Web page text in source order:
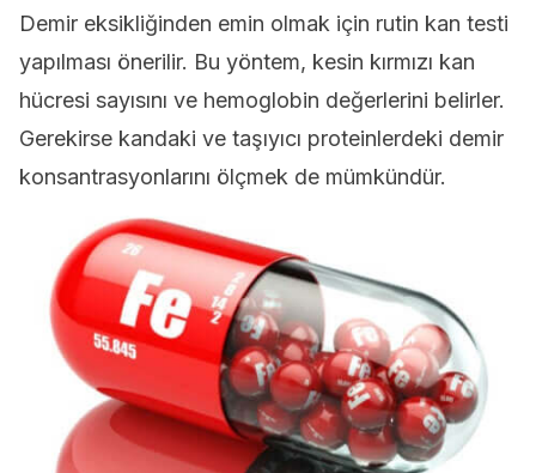
Demir eksikliğinden emin olmak için rutin kan testi
yapılması önerilir. Bu yöntem, kesin kırmızı kan
hücresi sayısını ve hemoglobin değerlerini belirler.
Gerekirse kandaki ve taşıyıcı proteinlerdeki demir
konsantrasyonlarını ölçmek de mümkündür.